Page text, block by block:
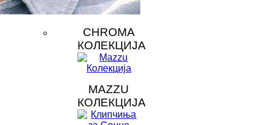
CHROMA
КОЛЕКЦИЈА
MAZZU
КОЛЕКЦИЈА